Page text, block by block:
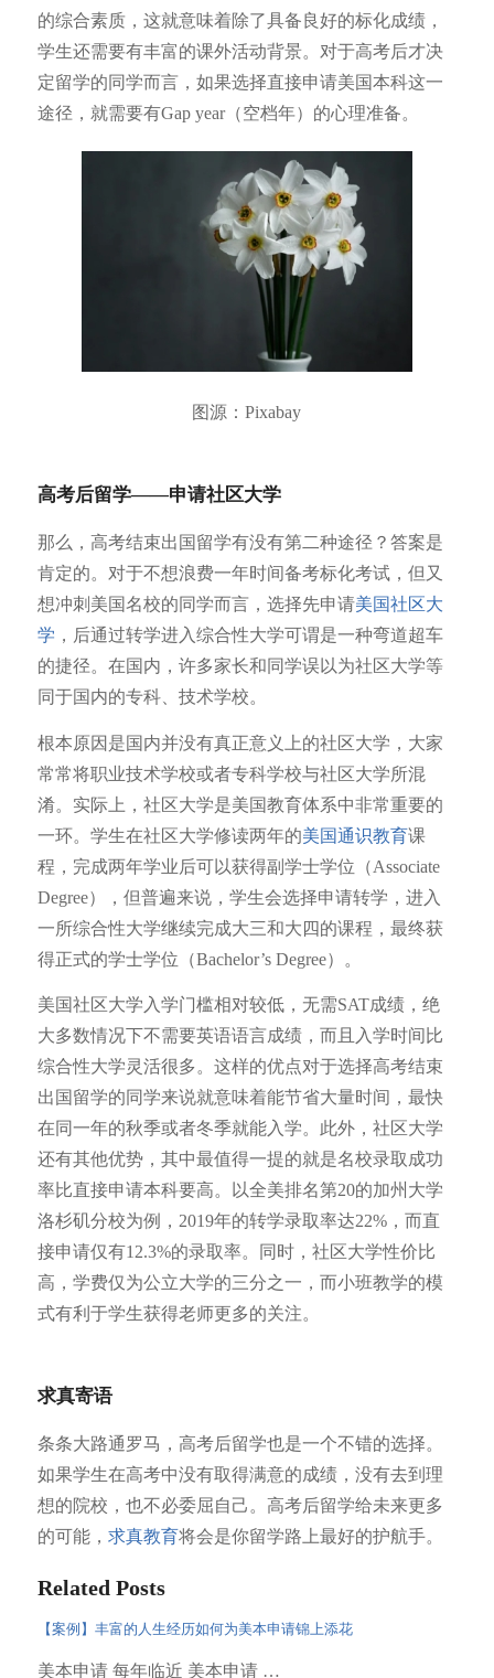
的综合素质，这就意味着除了具备良好的标化成绩，
学生还需要有丰富的课外活动背景。对于高考后才决
定留学的同学而言，如果选择直接申请美国本科这一
途径，就需要有Gap year（空档年）的心理准备。
图源：Pixabay
高考后留学——申请社区大学
那么，高考结束出国留学有没有第二种途径？答案是
肯定的。对于不想浪费一年时间备考标化考试，但又
想冲刺美国名校的同学而言，选择先申请美国社区大
学 ，后通过转学进入综合性大学可谓是一种弯道超车
的捷径。在国内，许多家长和同学误以为社区大学等
同于国内的专科、技术学校。
根本原因是国内并没有真正意义上的社区大学，大家
常常将职业技术学校或者专科学校与社区大学所混
淆。实际上，社区大学是美国教育体系中非常重要的
一环。学生在社区大学修读两年的美国通识教育课
程，完成两年学业后可以获得副学士学位（Associate
Degree），但普遍来说，学生会选择申请转学，进入
一所综合性大学继续完成大三和大四的课程，最终获
得正式的学士学位（Bachelor’s Degree）。
美国社区大学入学门槛相对较低，无需SAT成绩，绝
大多数情况下不需要英语语言成绩，而且入学时间比
综合性大学灵活很多。这样的优点对于选择高考结束
出国留学的同学来说就意味着能节省大量时间，最快
在同一年的秋季或者冬季就能入学。此外，社区大学
还有其他优势，其中最值得一提的就是名校录取成功
率比直接申请本科要高。以全美排名第20的加州大学
洛杉矶分校为例，2019年的转学录取率达22%，而直
接申请仅有12.3%的录取率。同时，社区大学性价比
高，学费仅为公立大学的三分之一，而小班教学的模
式有利于学生获得老师更多的关注。
求真寄语
条条大路通罗马，高考后留学也是一个不错的选择。
如果学生在高考中没有取得满意的成绩，没有去到理
想的院校，也不必委屈自己。高考后留学给未来更多
的可能， 求真教育将会是你留学路上最好的护航手。
Related Posts
【案例】丰富的人生经历如何为美本申请锦上添花
美本申请 每年临近 美本申请 …